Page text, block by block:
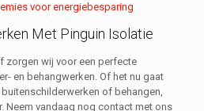
voor energiebesparing
Met Pinguin Isolatie
zorgen wij voor een perfecte
en behangwerken. Of het nu gaat
of behangen,
Neem vandaag nog contact met ons